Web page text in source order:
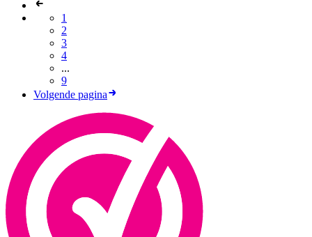
1
2
3
4
...
9
Volgende pagina